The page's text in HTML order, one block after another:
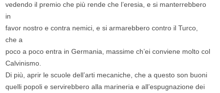
vedendo il premio che più rende che l’eresia, e si manterrebbero
in
favor nostro e contra nemici, e si armarebbero contro il Turco,
che a
poco a poco entra in Germania, massime ch’ei conviene molto col
Calvinismo.
Di più, aprir le scuole dell’arti mecaniche, che a questo son buoni
quelli popoli e servirebbero alla marineria e all’espugnazione dei